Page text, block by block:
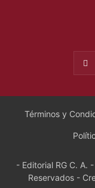
Términos y
- Editorial RG C. A.
Reservados -